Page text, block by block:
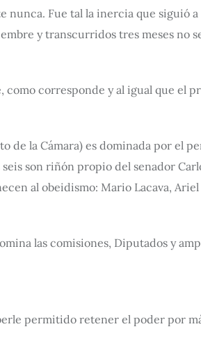
nunca. Fue tal la inercia que siguió
y transcurridos tres meses no
corresponde y al igual que el
la Cámara) es dominada por el
son riñón propio del senador
al obeidismo: Mario Lacava, Ariel
las comisiones, Diputados y
permitido retener el poder por